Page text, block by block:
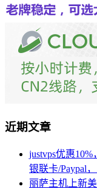
近期文章
justvps优惠
银联卡/Paypal
丽萨主机上新